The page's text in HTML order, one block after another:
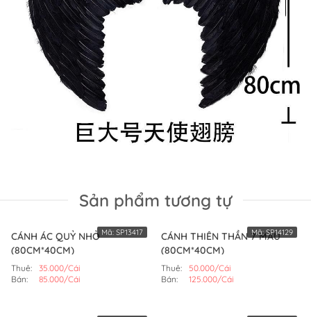
Sản phẩm tương tự
CÁNH ÁC QUỶ NHỎ
(80CM*40CM)
Thuê:
35.000/Cái
Bán:
85.000/Cái
Mã: SP13417
CÁNH THIÊN THẦN 7 MÀU
(80CM*40CM)
Thuê:
50.000/Cái
Bán:
125.000/Cái
Mã:SP14129